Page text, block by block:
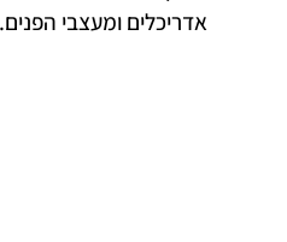
אדריכלים ומעצבי הפנים.